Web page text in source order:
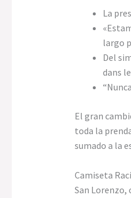
La
largo
Del
dans
El gran
toda la
sumado a la
Camiseta
San Lorenzo,